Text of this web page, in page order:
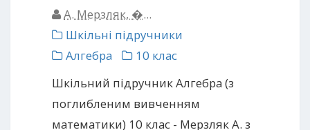
A. Мерзляк, �...
Шкільні підручники
Алгебра
10 клас
Шкільний підручник Алгебра (з
поглибленим вивченням
математики) 10 клас - Мерзляк А. з